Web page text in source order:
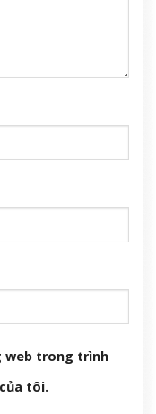
web trong trình
tôi.